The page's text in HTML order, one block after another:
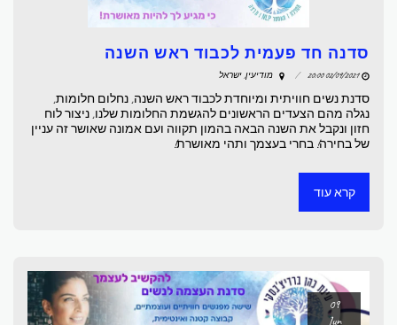
סדנה חד פעמית לכבוד ראש השנה
02/09/2021 20:00 מודיעין, ישראל
סדנת נשים חוויתית ומיוחדת לכבוד ראש השנה, נחלום חלומות,
נגלה מהם הצעדים הראשונים להגשמת החלומות שלנו, ניצור לוח
חזון ונקבל את השנה הבאה בהמון תקווה ועם אמונה שאושר זה עניין
של בחירה! בחרי בעצמך ותהי מאושרת!
קרא עוד
Jun